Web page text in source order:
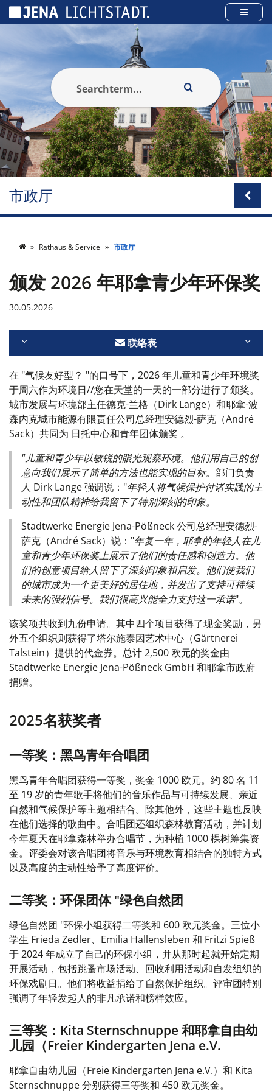
市政厅
Rathaus & Service 市政厅
颁发 2026 年耶拿青少年环保奖
30.05.2026
联络表
在 "气候友好型？ "的口号下，2026 年儿童和青少年环境奖
于周六作为环境日//您在天堂的一天的一部分进行了颁奖。
城市发展与环境部主任德克-兰格（Dirk Lange）和耶拿-波
森内克城市能源有限责任公司总经理安德烈-萨克（André
Sack）共同为 日托中心和青年团体颁奖 。
"儿童和青少年以敏锐的眼光观察环境。他们用自己的创
意向我们展示了简单的方法也能实现的目标。 部门负责
人 Dirk Lange 强调说："年轻人将气候保护付诸实践的主
动性和团队精神给我留下了特别深刻的印象。
Stadtwerke Energie Jena-Pößneck 公司总经理安德烈-
萨克（André Sack）说："年复一年，耶拿的年轻人在儿
童和青少年环保奖上展示了他们的责任感和创造力。他
们的创意项目给人留下了深刻印象和启发。他们使我们
的城市成为一个更美好的居住地，并发出了支持可持续
未来的强烈信号。我们很高兴能全力支持这一承诺"。
该奖项共收到九份申请。其中四个项目获得了现金奖励，另
外五个组织则获得了塔尔施泰因艺术中心（Gärtnerei
Talstein）提供的代金券。总计 2,500 欧元的奖金由
Stadtwerke Energie Jena-Pößneck GmbH 和耶拿市政府
捐赠。
2025名获奖者
一等奖：黑鸟青年合唱团
黑鸟青年合唱团获得一等奖，奖金 1000 欧元。约 80 名 11
至 19 岁的青年歌手将他们的音乐作品与可持续发展、亲近
自然和气候保护等主题相结合。除其他外，这些主题也反映
在他们选择的歌曲中。合唱团还组织森林教育活动，并计划
今年夏天在耶拿森林举办合唱节，为种植 1000 棵树筹集资
金。评委会对该合唱团将音乐与环境教育相结合的独特方式
以及高度的主动性给予了高度评价。
二等奖：环保团体 "绿色自然团
绿色自然团 "环保小组获得二等奖和 600 欧元奖金。三位小
学生 Frieda Zedler、Emilia Hallensleben 和 Fritzi Spieß
于 2024 年成立了自己的环保小组，并从那时起就开始定期
开展活动，包括跳蚤市场活动、回收利用活动和自发组织的
环保戏剧日。他们将收益捐给了自然保护组织。评审团特别
强调了年轻发起人的非凡承诺和榜样效应。
三等奖：Kita Sternschnuppe 和耶拿自由幼
儿园（Freier Kindergarten Jena e.V.
耶拿自由幼儿园（Freie Kindergarten Jena e.V.）和 Kita
Sternschnuppe 分别获得三等奖和 450 欧元奖金。
Cookies management panel